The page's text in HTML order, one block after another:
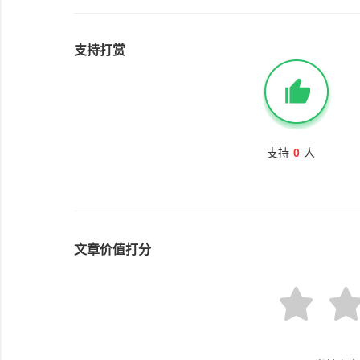
支持打赏
支持 0 人
文章价值打分